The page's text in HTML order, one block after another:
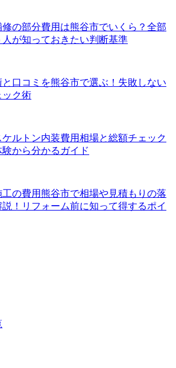
の部分費用は熊谷市でいくら？全部
が知っておきたい判断基準
口コミを熊谷市で選ぶ！失敗しない
ック術
ルトン内装費用相場と総額チェック
から分かるガイド
の費用熊谷市で相場や見積もりの落
！リフォーム前に知って得するポイ